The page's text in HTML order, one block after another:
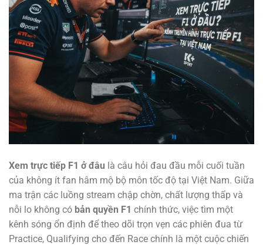
Xem trực tiếp F1 ở đâu là câu hỏi đau đầu mỗi cuối tuần
của không ít fan hâm mộ bộ môn tốc độ tại Việt Nam. Giữa
ma trận các luồng stream chập chờn, chất lượng thấp và
nỗi lo không có bản quyền F1 chính thức, việc tìm một
kênh sóng ổn định để theo dõi trọn vẹn các phiên đua từ
Practice, Qualifying cho đến Race chính là một cuộc chiến